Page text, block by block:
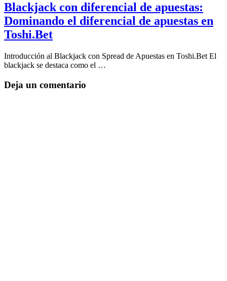
Blackjack con diferencial de apuestas:
Dominando el diferencial de apuestas en
Toshi.Bet
Introducción al Blackjack con Spread de Apuestas en Toshi.Bet El
blackjack se destaca como el …
Deja un comentario